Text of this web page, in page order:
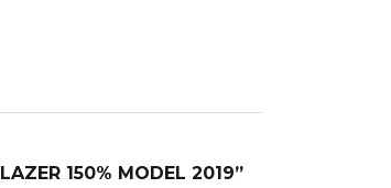
150% MODEL 2019”